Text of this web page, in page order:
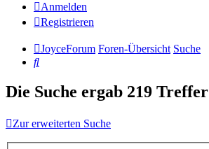
Anmelden
Registrieren
JoyceForum Foren-Übersicht Suche
Suche
Die Suche ergab 219 Treffer
Zur erweiterten Suche